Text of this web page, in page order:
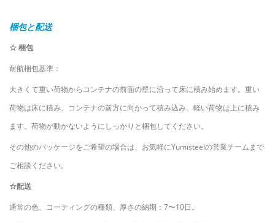
梱包と配送
☆ 梱包
耐航梱包基準：
大きくて重い荷物からコンテナの前面の壁に沿って床に積み始めます。重い
荷物は床に積み、コンテナの前方に向かって積み込み、軽い荷物は上に積み
ます。荷物が動かないようにしっかりと梱包してください。
その他のパッケージをご希望の場合は、お気軽にYumisteelの営業チームまで
ご相談ください。
☆配送
通常の色、コーティングの種類、厚さの納期：7〜10日。